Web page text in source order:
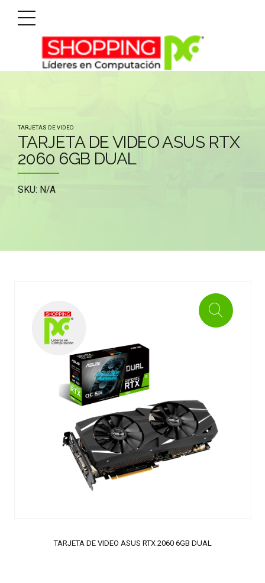
TARJETAS DE VIDEO
TARJETA DE VIDEO ASUS RTX
2060 6GB DUAL
SKU: N/A
TARJETA DE VIDEO ASUS RTX 2060 6GB DUAL